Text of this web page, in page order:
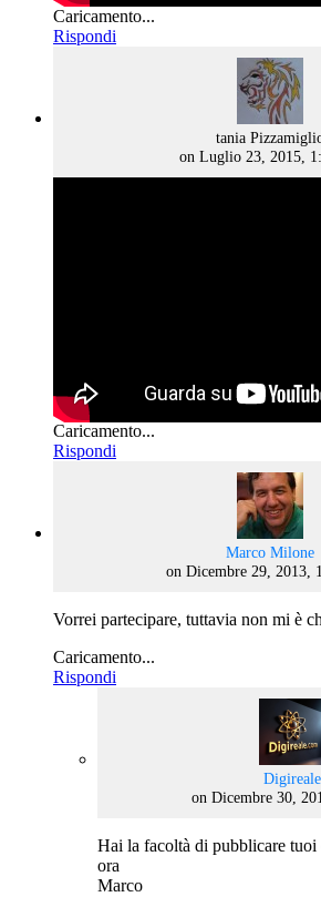
Caricamento...
Rispondi
tania
on Luglio 23, 2015,
Caricamento...
Rispondi
Marco Milone
on Dicembre 29, 2013,
Vorrei partecipare, tuttavia non mi è
Caricamento...
Rispondi
Digireale
on Dicembre 30,
Hai la facoltà di pubblicare tuoi
ora
Marco